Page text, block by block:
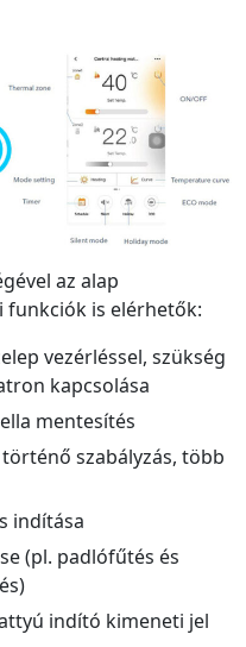
az alap
funkciók is elérhetők:
vezérléssel, szükség
kapcsolása
mentesítés
szabályzás, több
indítása
(pl. padlófűtés és
indító kimeneti jel